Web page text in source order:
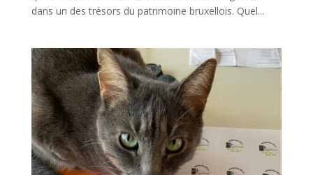
dans un des trésors du patrimoine bruxellois. Quel...